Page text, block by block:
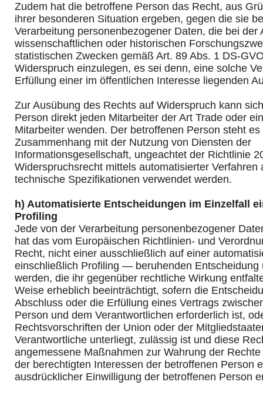
Zudem hat die betroffene Person das Recht, aus
ihrer besonderen Situation ergeben, gegen die sie
Verarbeitung personenbezogener Daten, die bei der
wissenschaftlichen oder historischen
statistischen Zwecken gemäß Art. 89 Abs. 1 DS-
Widerspruch einzulegen, es sei denn, eine solche
Erfüllung einer im öffentlichen Interesse liegenden
Zur Ausübung des Rechts auf Widerspruch kann
Person direkt jeden Mitarbeiter der Art Trade oder
Mitarbeiter wenden. Der betroffenen Person steht
Zusammenhang mit der Nutzung von Diensten der
Informationsgesellschaft, ungeachtet der Richtlinie
Widerspruchsrecht mittels automatisierter Verfahren
technische Spezifikationen verwendet werden.
h) Automatisierte Entscheidungen im Einzelfall
Profiling
Jede von der Verarbeitung personenbezogener
hat das vom Europäischen Richtlinien- und
Recht, nicht einer ausschließlich auf einer
einschließlich Profiling — beruhenden Entscheidung
werden, die ihr gegenüber rechtliche Wirkung
Weise erheblich beeinträchtigt, sofern die
Abschluss oder die Erfüllung eines Vertrags
Person und dem Verantwortlichen erforderlich ist,
Rechtsvorschriften der Union oder der
Verantwortliche unterliegt, zulässig ist und diese
angemessene Maßnahmen zur Wahrung der
der berechtigten Interessen der betroffenen Person
ausdrücklicher Einwilligung der betroffenen Person